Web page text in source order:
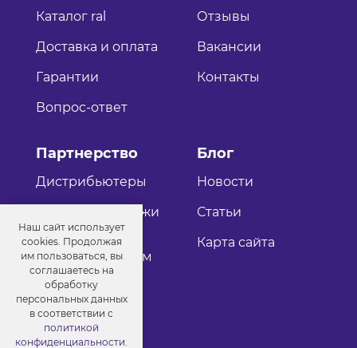
Каталог ral
Доставка и оплата
Гарантии
Вопрос-ответ
Отзывы
Вакансии
Контакты
Партнерство
Дистрибьютеры
Оптовые продажи
Как стать
дистрибьютером
Блог
Новости
Статьи
Карта сайта
Наш сайт использует
cookies. Продолжая
им пользоваться, вы
соглашаетесь на
обработку
персональных данных
в соответствии с
политикой
конфиденциальности.